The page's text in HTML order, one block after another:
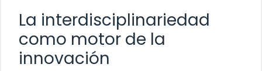
La interdisciplinariedad
como motor de la
innovación